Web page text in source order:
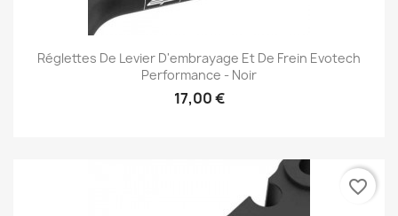
Réglettes De Levier D'embrayage Et De Frein Evotech
Performance - Noir
17,00 €
favorite_border